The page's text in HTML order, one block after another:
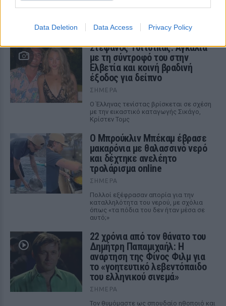
Data Deletion Data Access Privacy Policy
Στέφανος Τσιτσιπάς: Αγκαλιά
με τη σύντροφό του στην
Ελβετία και κοινή βραδινή
έξοδος για δείπνο
ΣΉΜΕΡΑ
Ο Έλληνας τενίστας βρίσκεται σε σχέση
με την εικαστικό καταγωγής Σικάγο,
Κρίστεν Τομς
Ο Μπρούκλιν Μπέκαμ έβρασε
μακαρόνια με θαλασσινό νερό
και δέχτηκε ανελέητο
τρολάρισμα online
ΣΉΜΕΡΑ
Πολλοί εξέφρασαν απορία για την
καταλληλότητα του νερού, με σχόλια
όπως «τα πόδια του δεν ήταν μέσα σε
αυτό;»
22 χρόνια από τον θάνατο του
Δημήτρη Παπαμιχαήλ: Η
ανάρτηση της Φίνος Φιλμ για
το «γοητευτικό λεβεντόπαιδο
του ελληνικού σινεμά»
ΣΉΜΕΡΑ
Τον θυμόμαστε ως σπουδαίο ηθοποιό και